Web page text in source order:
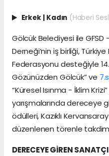
Erkek | Kadın (Haberi
Gölcük Belediyesi ile
Derneği’nin iş birliği,
Federasyonu desteğiyle
Gözünüzden Gölcük” ve
“Küresel Isınma - İklim
yarışmalarında dereceye
ödülleri, Kazıklı
düzenlenen törenle
DERECEYE GİREN